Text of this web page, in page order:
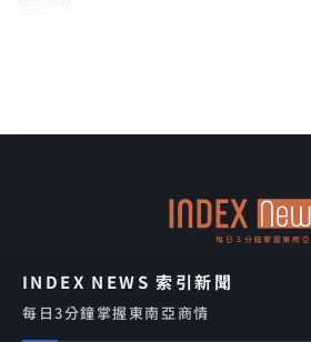
INDEX NEWS 索引新聞
每日3分鐘掌握東南亞商情